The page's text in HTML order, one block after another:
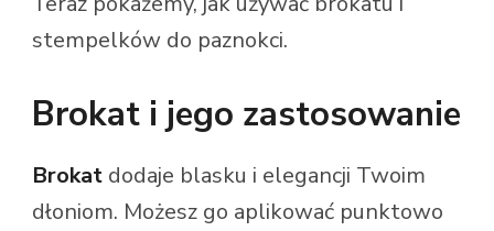
stempelków do paznokci.
Brokat i jego zastosowanie
Brokat dodaje blasku i elegancji Twoim
dłoniom. Możesz go aplikować punktowo